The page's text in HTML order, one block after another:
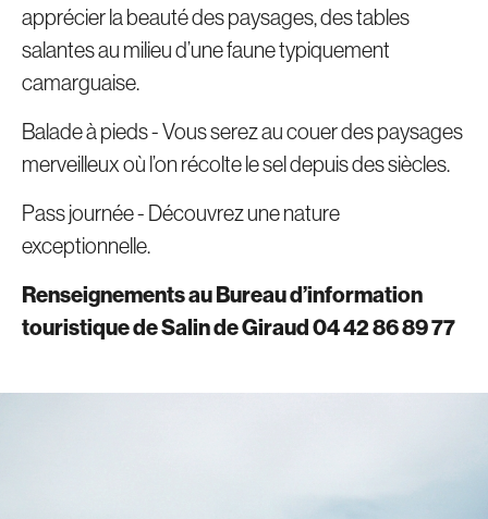
apprécier la beauté des paysages, des tables
salantes au milieu d’une faune typiquement
camarguaise.
Balade à pieds - Vous serez au couer des paysages
merveilleux où l’on récolte le sel depuis des siècles.
Pass journée - Découvrez une nature
exceptionnelle.
Renseignements au Bureau d’information
touristique de Salin de Giraud 04 42 86 89 77